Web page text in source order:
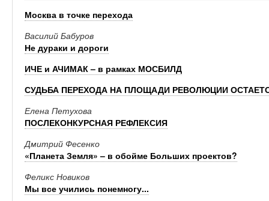
Москва в точке перехода
Василий Бабуров
Не дураки и дороги
ИЧЕ и АЧИМАК – в рамках МОСБИЛД
СУДЬБА ПЕРЕХОДА НА ПЛОЩАДИ РЕВОЛЮЦИИ
Елена Петухова
ПОСЛЕКОНКУРСНАЯ РЕФЛЕКСИЯ
Дмитрий Фесенко
«Планета Земля» – в обойме Больших проектов?
Феликс Новиков
Мы все учились понемногу...